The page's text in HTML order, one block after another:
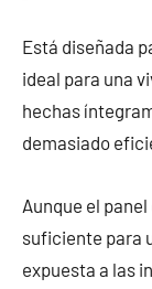
Está diseñada
ideal para una
hechas
demasiado
Aunque el
suficiente para
expuesta a las